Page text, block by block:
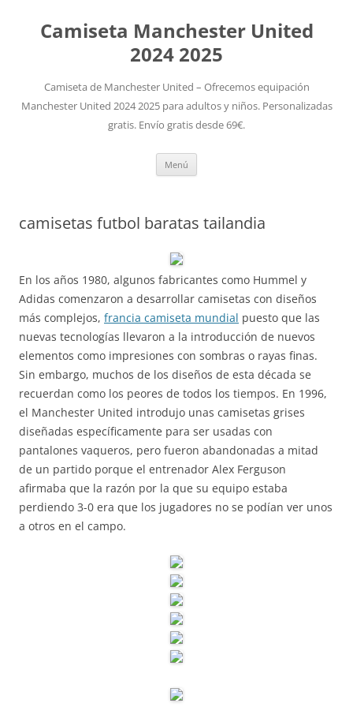
Camiseta Manchester United
2024 2025
Camiseta de Manchester United – Ofrecemos equipación
Manchester United 2024 2025 para adultos y niños. Personalizadas
gratis. Envío gratis desde 69€.
Menú
camisetas futbol baratas tailandia
En los años 1980, algunos fabricantes como Hummel y
Adidas comenzaron a desarrollar camisetas con diseños
más complejos, francia camiseta mundial puesto que las
nuevas tecnologías llevaron a la introducción de nuevos
elementos como impresiones con sombras o rayas finas.
Sin embargo, muchos de los diseños de esta década se
recuerdan como los peores de todos los tiempos. En 1996,
el Manchester United introdujo unas camisetas grises
diseñadas específicamente para ser usadas con
pantalones vaqueros, pero fueron abandonadas a mitad
de un partido porque el entrenador Alex Ferguson
afirmaba que la razón por la que su equipo estaba
perdiendo 3-0 era que los jugadores no se podían ver unos
a otros en el campo.